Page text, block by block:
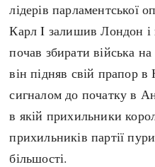
Регіони
Австралія
Америка
А(нта)рктика
Африка
Європа
лідерів парламентської
Карл I залишив Лондон і
почав збирати війська
він підняв свій прапор
сигналом до початку в
в якій прихильники
прихильників партії
більшості.